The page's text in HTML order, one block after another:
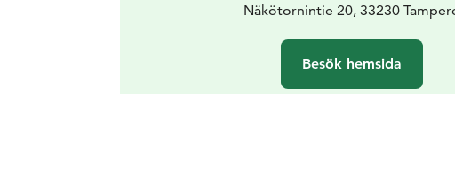
Näkötornintie 20, 33230
Besök hemsida